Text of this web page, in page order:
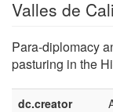
Valles de
Para-diplomacy
pasturing in the
dc.creator